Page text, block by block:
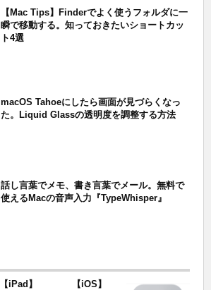
【Mac Tips】Finderでよく使うフォルダに一
瞬で移動する。知っておきたいショートカッ
ト4選
macOS Tahoeにしたら画面が見づらくなっ
た。Liquid Glassの透明度を調整する方法
話し言葉でメモ、書き言葉でメール。無料で
使えるMacの音声入力『TypeWhisper』
【iPad】
【iOS】